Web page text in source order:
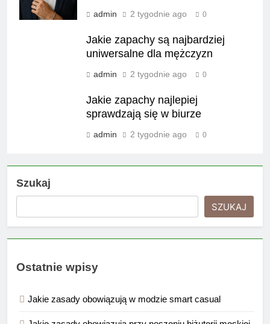
admin 2 tygodnie ago 0
Jakie zapachy są najbardziej
uniwersalne dla mężczyzn
admin 2 tygodnie ago 0
Jakie zapachy najlepiej
sprawdzają się w biurze
admin 2 tygodnie ago 0
Szukaj
SZUKAJ
Ostatnie wpisy
Jakie zasady obowiązują w modzie smart casual